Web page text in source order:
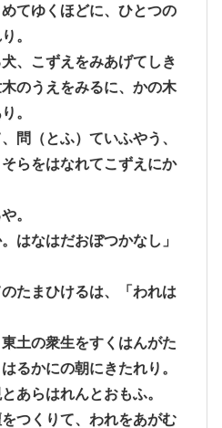
てゆくほどに、ひとつの
。
、こずえをみあげてしき
のうえをみるに、かの木
。
問（とふ）ていふやう、
そらをはなれてこずえにか
。
はなはだおぼつかなし」
たまひけるは、「われは
土の衆生をすくはんがた
るかにの朝にきたれり。
あらはれんとおもふ。
つくりて、われをあがむ